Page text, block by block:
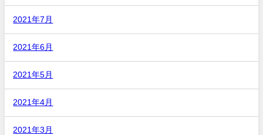
2021年7月
2021年6月
2021年5月
2021年4月
2021年3月